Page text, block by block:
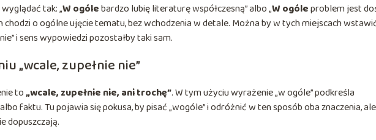
tak: „W ogólebardzo lubię literaturę współczesną” albo „W ogóleproblem jest
chodzi o ogólne ujęcie tematu, bez wchodzenia w detale. Można by w tych miejscach
i sens wypowiedzi pozostałby taki sam.
„wcale, zupełnie nie”
to„wcale, zupełnie nie, ani trochę”. W tym użyciu wyrażenie „w ogóle” podkreśla
faktu. Tu pojawia się pokusa, by pisać „wogóle” i odróżnić w ten sposób oba znaczenia, ale
dopuszczają.